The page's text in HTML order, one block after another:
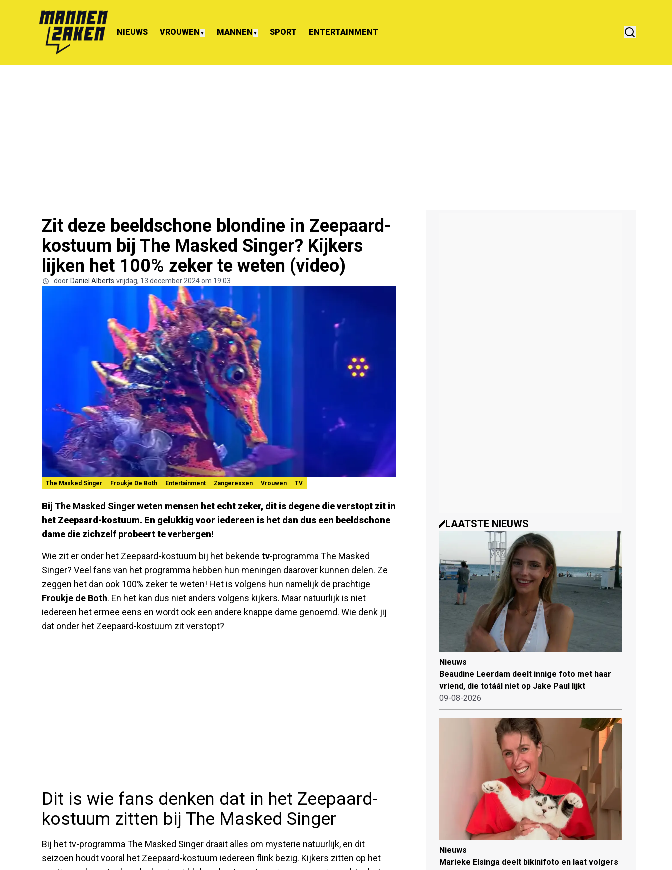
NIEUWS VROUWEN ▼ MANNEN ▼ SPORT ENTERTAINMENT
Zit deze beeldschone blondine in Zeepaard-
kostuum bij The Masked Singer? Kijkers
lijken het 100% zeker te weten (video)
door Daniel Alberts vrijdag, 13 december 2024 om 19:03
The Masked Singer Froukje De Both Entertainment Zangeressen Vrouwen TV
Bij The Masked Singerweten mensen het echt zeker, dit is degene die verstopt zit in
het Zeepaard-kostuum. En gelukkig voor iedereen is het dan dus een beeldschone
dame die zichzelf probeert te verbergen!
Wie zit er onder het Zeepaard-kostuum bij het bekende tv-programma The Masked
Singer? Veel fans van het programma hebben hun meningen daarover kunnen delen. Ze
zeggen het dan ook 100% zeker te weten! Het is volgens hun namelijk de prachtige
Froukje de Both. En het kan dus niet anders volgens kijkers. Maar natuurlijk is niet
iedereen het ermee eens en wordt ook een andere knappe dame genoemd. Wie denk jij
dat onder het Zeepaard-kostuum zit verstopt?
Dit is wie fans denken dat in het Zeepaard-
kostuum zitten bij The Masked Singer
Bij het tv-programma The Masked Singer draait alles om mysterie natuurlijk, en dit
seizoen houdt vooral het Zeepaard-kostuum iedereen flink bezig. Kijkers zitten op het
LAATSTE NIEUWS
Nieuws
Beaudine Leerdam deelt innige foto met haar
vriend, die totáál niet op Jake Paul lijkt
09-08-2026
Nieuws
Marieke Elsinga deelt bikinifoto en laat volgers